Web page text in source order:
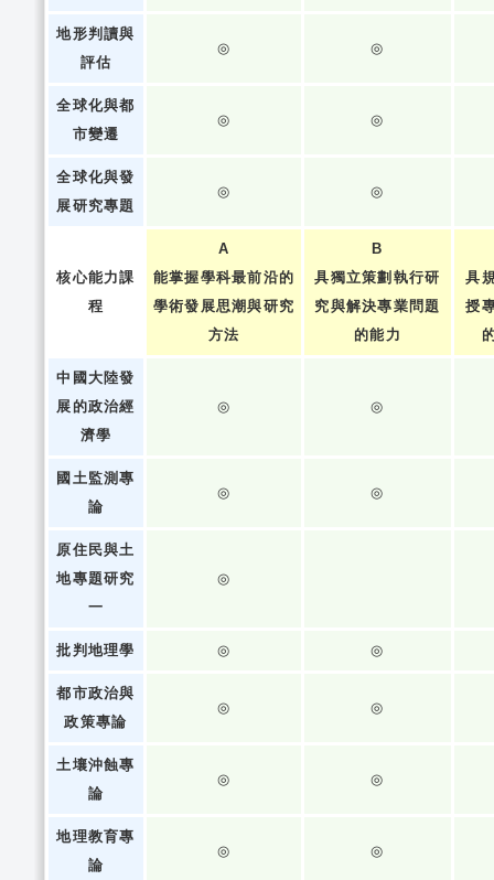
地形判讀與
評估
◎ ◎
全球化與都
市變遷
◎ ◎
全球化與發
展研究專題
◎ ◎
核心能力課
程
A
能掌握學科最前沿的
學術發展思潮與研究
方法
B
具獨立策劃執行研
究與解決專業問題
的能力
具
授
中國大陸發
展的政治經
濟學
◎ ◎
國土監測專
論
◎ ◎
原住民與土
地專題研究
一
◎
批判地理學 ◎ ◎
都市政治與
政策專論
◎ ◎
土壤沖蝕專
論
◎ ◎
地理教育專
論
◎ ◎